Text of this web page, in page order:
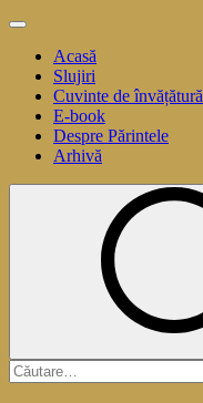
Sari
conținut
Meniu
principalAcasă
Slujiri
Cuvinte de învățătură
E-book
Despre Părintele
Arhivă
Caută
după: